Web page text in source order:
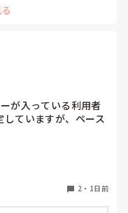
が多く、そのような
プターに対してはそ
しょうか。それと
わり方が一般的なの
が、今の時期に変更
後輩という関係もあり
で、とても気まずく
うか。
あまり関わり方を知
に話を聞きたいところ
っていることを願って
が入っている利用者
していますが、ペース
方がいい点あれば教
2 ・ 1日前